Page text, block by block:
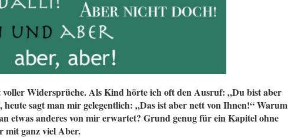
voller Widersprüche. Als Kind hörte ich oft den Ausruf: „Du bist aber
heute sagt man mir gelegentlich: „Das ist aber nett von Ihnen!“ Warum
etwas anderes von mir erwartet? Grund genug für ein Kapitel ohne
mit ganz viel Aber.